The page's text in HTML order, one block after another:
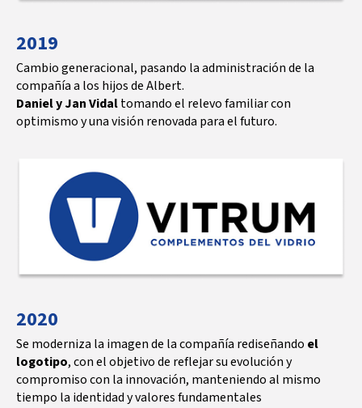
2019
Cambio generacional, pasando la administración de la
compañía a los hijos de Albert.
Daniel y Jan Vidaltomando el relevo familiar con
optimismo y una visión renovada para el futuro.
2020
Se moderniza la imagen de la compañía rediseñando el
logotipo, con el objetivo de reflejar su evolución y
compromiso con la innovación, manteniendo al mismo
tiempo la identidad y valores fundamentales